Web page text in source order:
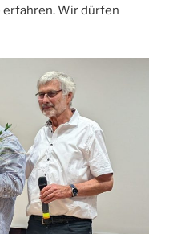
erfahren. Wir dürfen